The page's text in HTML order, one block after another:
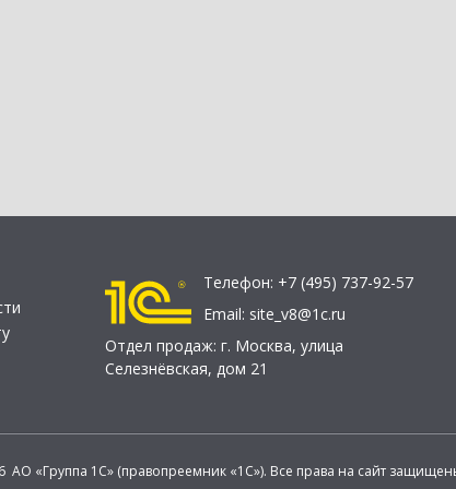
Телефон: +7 (495) 737-92-57
Email: site_v8@1c.ru
Отдел продаж: г. Москва, улица
Селезнёвская, дом 21
АО «Группа 1С» (правопреемник «1С»). Все права на сайт